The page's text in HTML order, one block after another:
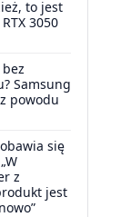
to jest
3050
Samsung
powodu
się
z
jest